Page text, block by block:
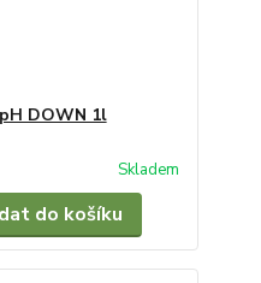
DOWN 1l
Skladem
do košíku